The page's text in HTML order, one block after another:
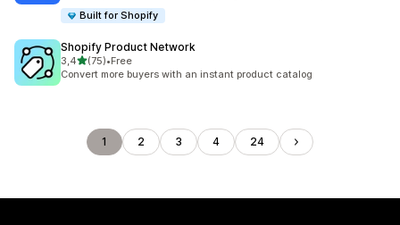
Built for Shopify
Shopify Product Network
3,45 yıldız üzerinden
(75)
toplam 75 değerlendirme
•Free
Convert more buyers with an instant product catalog
1 2 3 4 24